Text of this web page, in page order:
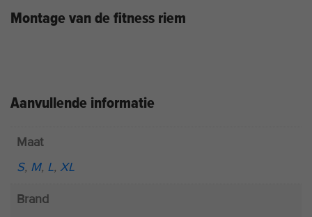
Montage van de fitness riem
Aanvullende informatie
Maat
S, M, L, XL
Brand